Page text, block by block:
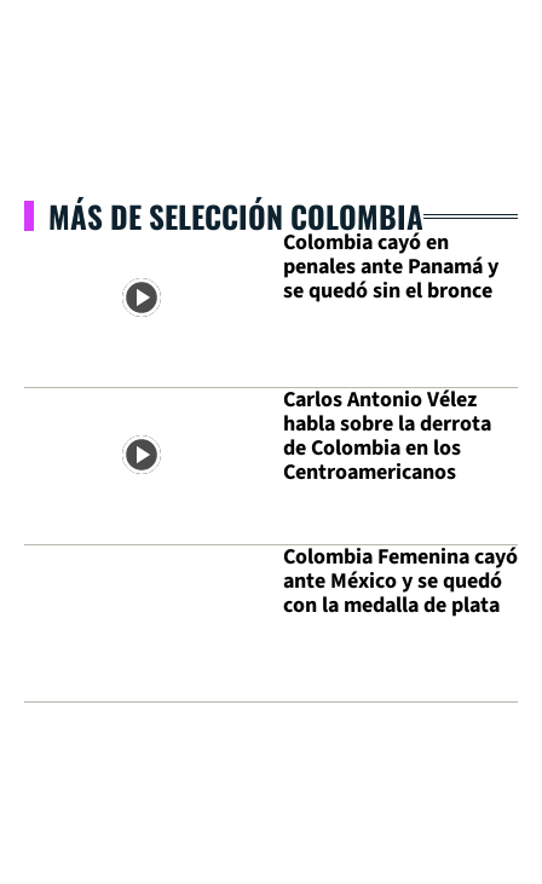
MÁS DE SELECCIÓN COLOMBIA
Colombia cayó en
penales ante Panamá y
se quedó sin el bronce
Carlos Antonio Vélez
habla sobre la derrota
de Colombia en los
Centroamericanos
Colombia Femenina cayó
ante México y se quedó
con la medalla de plata